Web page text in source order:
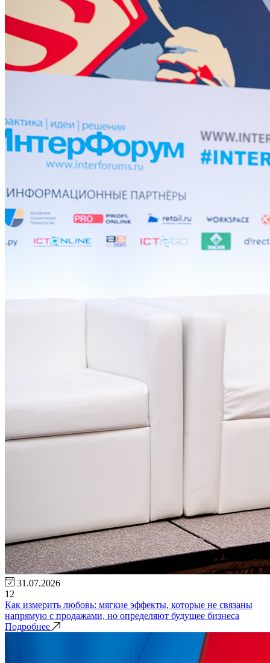
31.07.2026
12
Как измерить любовь: мягкие эффекты, которые не связаны
напрямую с продажами, но определяют будущее бизнеса
Подробнее